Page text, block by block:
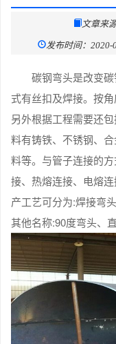
文章来
发布时间：
碳钢弯头是改变
式有丝扣及焊接。按角
另外根据工程需要还
料有铸铁、不锈钢、
料等。与管子连接的
接、热熔连接、电熔
产工艺可分为:焊接弯
其他名称:90度弯头、